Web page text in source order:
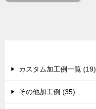
カスタム加工例一覧 (19)
その他加工例 (35)